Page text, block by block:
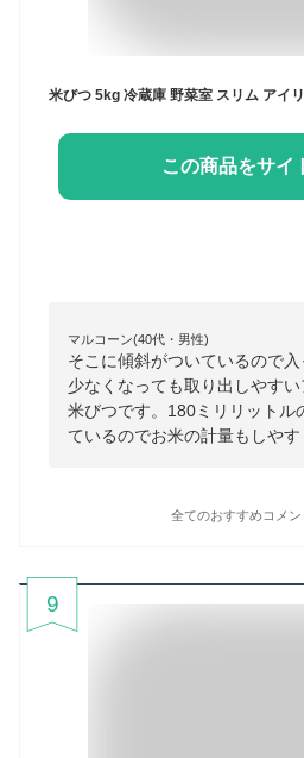
この商品をサイ
マルコーン(40代・男性)
そこに傾斜がついているので
少なくなっても取り出しやす
米びつです。180ミリリットル
ているのでお米の計量もしやす
全てのおすすめコメン
9